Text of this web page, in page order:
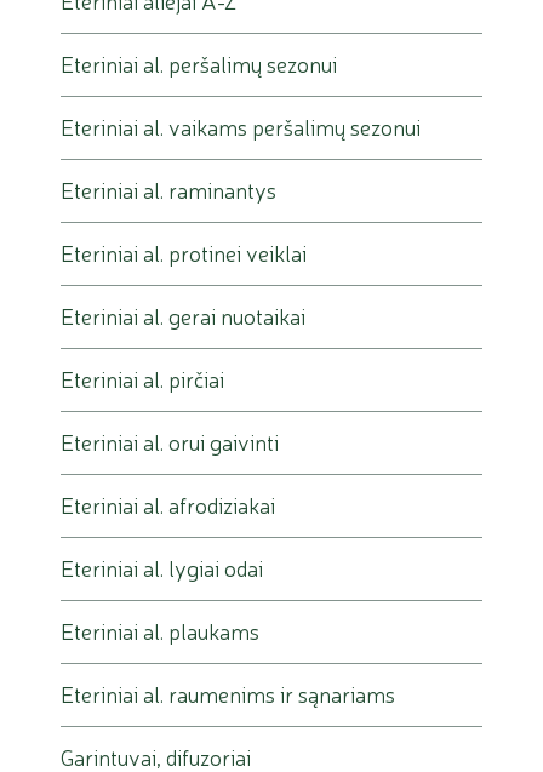
Eteriniai al. peršalimų sezonui
Eteriniai al. vaikams peršalimų sezonui
Eteriniai al. raminantys
Eteriniai al. protinei veiklai
Eteriniai al. gerai nuotaikai
Eteriniai al. pirčiai
Eteriniai al. orui gaivinti
Eteriniai al. afrodiziakai
Eteriniai al. lygiai odai
Eteriniai al. plaukams
Eteriniai al. raumenims ir sąnariams
Garintuvai, difuzoriai